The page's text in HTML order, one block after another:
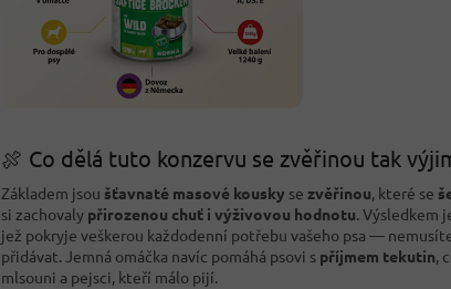
🍖 Co dělá tuto konzervu se zvěřinou tak
Základem jsou šťavnaté masové kousky se zvěřinou, které se
si zachovaly přirozenou chuť i výživovou hodnotu. Výsledkem
jež pokryje veškerou každodenní potřebu vašeho psa —
přidávat. Jemná omáčka navíc pomáhá psovi s příjmem tekutin,
mlsouni a pejsci, kteří málo pijí.